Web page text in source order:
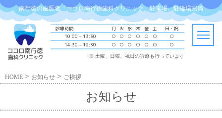
南行徳の歯医者「ココロ南行徳歯科クリニック」駐車場、駐輪場完備
診療時間 月 火 水 木 金 土
日・祝
10:00 – 13:30
○ ○ ○ ○ ○ ○
○
14:30 – 19:30
○ ○ ○ ○ ○ ○ ○
※ 土曜、日曜、祝日の診療も行っています
HOME > お知らせ > ご挨拶
お知らせ